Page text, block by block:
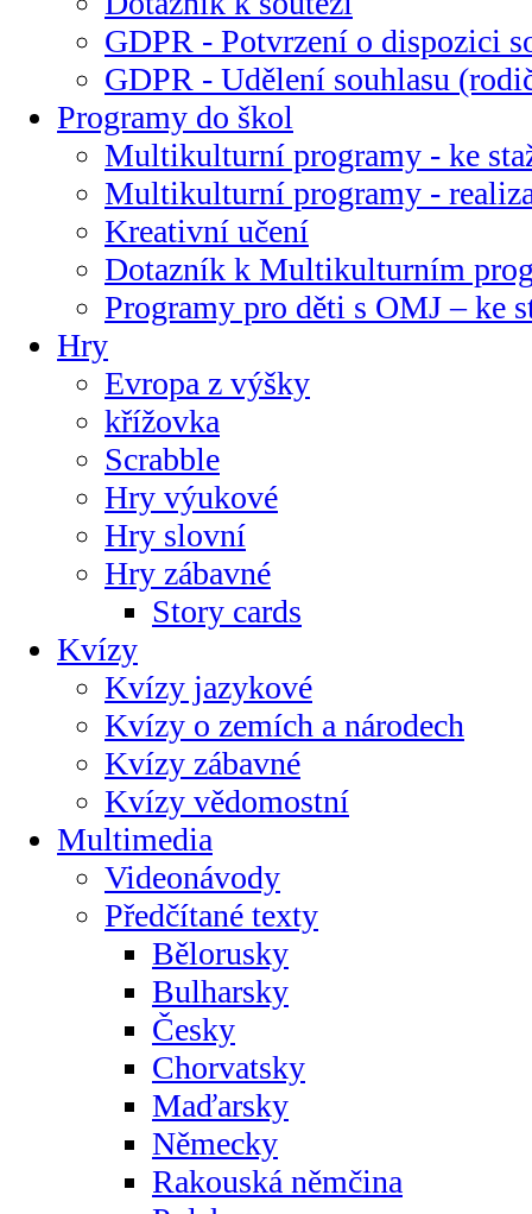
GDPR - Potvrzení o dispozici
GDPR - Udělení souhlasu
Programy do škol
Multikulturní programy - ke
Multikulturní programy -
Kreativní učení
Dotazník k Multikulturním
Programy pro děti s OMJ – ke
Hry
Evropa z výšky
křížovka
Scrabble
Hry výukové
Hry slovní
Hry zábavné
Story cards
Kvízy
Kvízy jazykové
Kvízy o zemích a národech
Kvízy zábavné
Kvízy vědomostní
Multimedia
Videonávody
Předčítané texty
Bělorusky
Bulharsky
Česky
Chorvatsky
Maďarsky
Německy
Rakouská němčina